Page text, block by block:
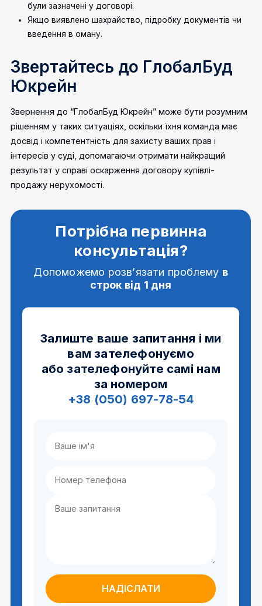
були зазначені у договорі.
Якщо виявлено шахрайство, підробку документів чи
введення в оману.
Звертайтесь до ГлобалБуд
Юкрейн
Звернення до “ГлобалБуд Юкрейн” може бути розумним
рішенням у таких ситуаціях, оскільки їхня команда має
досвід і компетентність для захисту ваших прав і
інтересів у суді, допомагаючи отримати найкращий
результат у справі оскарження договору купівлі-
продажу нерухомості.
Потрібна первинна
консультація?
Допоможемо розв’язати проблему в
строк від 1 дня
Залиште ваше запитання і ми
вам зателефонуємо
або зателефонуйте самі нам
за номером
+38 (050) 697-78-54